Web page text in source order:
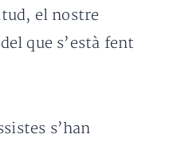
el nostre
que s’està fent
s’han